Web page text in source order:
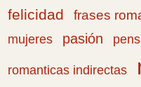
felicidad frases
mujeres
pasión
romanticas indirectas